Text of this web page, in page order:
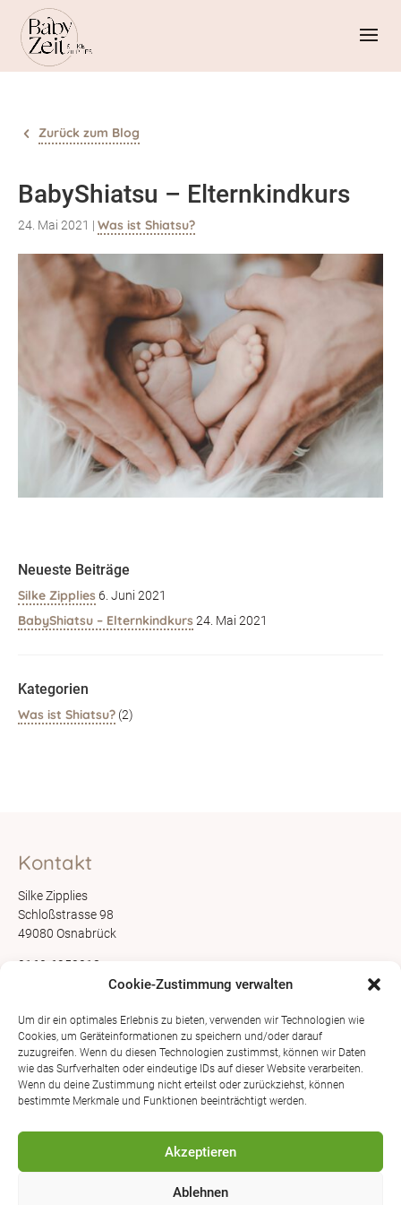
Cookie-Zustimmung verwalten
Um dir ein optimales Erlebnis zu bieten, verwenden wir Technologien wie
Cookies, um Geräteinformationen zu speichern und/oder darauf
zuzugreifen. Wenn du diesen Technologien zustimmst, können wir Daten
wie das Surfverhalten oder eindeutige IDs auf dieser Website verarbeiten.
Wenn du deine Zustimmung nicht erteilst oder zurückziehst, können
bestimmte Merkmale und Funktionen beeinträchtigt werden.
Akzeptieren
Ablehnen
Zurück zum Blog
BabyShiatsu – Elternkindkurs
24. Mai 2021 | Was ist Shiatsu?
Neueste Beiträge
Silke Zipplies 6. Juni 2021
BabyShiatsu – Elternkindkurs24. Mai 2021
Kategorien
Was ist Shiatsu? (2)
Kontakt
Silke Zipplies
Schloßstrasse 98
49080 Osnabrück
0162-6950018
info@babyzeit-os.de
Links
Impressum
Datenschutz
Social Media